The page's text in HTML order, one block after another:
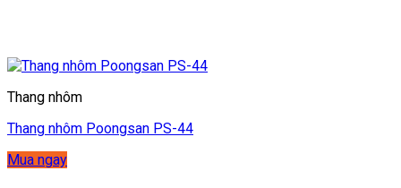
Thang nhôm
Thang nhôm Poongsan PS-44
Mua ngay